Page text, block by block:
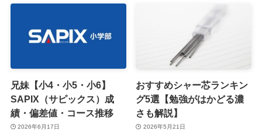
兄妹【小4・小5・小6】
SAPIX（サピックス）成
績・偏差値・コース推移
2026年6月17日
おすすめシャー芯ランキン
グ5選【勉強がはかどる濃
さも解説】
2026年5月21日